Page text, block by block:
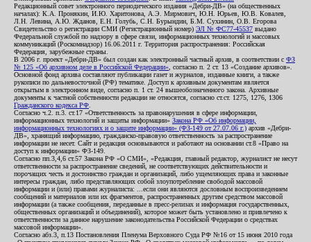
Редакционный совет электронного периодического издания «Дебри-ДВ» (на общественных
началах): К.А. Пронякин, И.Ю. Харитонова, А.Э. Мирмович, Ю.Н. Юрьев, Ю.В. Ковалев,
Л.Н. Левина, А.Ю. Жданов, Е.Н. Голубь, С.Н. Бурындин, Б.М. Сухинин, О.В. Егорова
Свидетельство о регистрации СМИ (Регистрационный номер) ЭЛ № ФС77-45537 выдано
Федеральной службой по надзору в сфере связи, информационных технологий и массовых
коммуникаций (Роскомнадзор) 16.06.2011 г. Территория распространения: Российская
Федерация, зарубежные страны.
В 2006 г. проект «Дебри-ДВ» был создан как электронный частный архив, в соответствии с ФЗ
№ 125 «Об архивном деле в Российской Федерации» , согласно п. 2 ст. 13 «Создание архивов».
Основной фонд архива составляют публикации газет и журналов, изданные книги, а также
рукописи по дальневосточной (РФ) тематике. Доступ к архивным документам является
открытым в электронном виде, согласно п. 1 ст. 24 вышеобозначенного закона. Архивные
документы к частной собственности редакции не относятся, согласно ст.ст. 1275, 1276, 1306
Гражданского кодекса РФ
Согласно ч.2. п.3. ст.17 «Ответственность за правонарушения в сфере информации,
информационных технологий и защиты информации» Закона РФ «Об информации,
информационных технологиях и о защите информации» (ФЗ-149 от 27.07.06 г.) архив «Дебри-
ДВ», хранящий информацию, гражданско-правовую ответственность за распространение
информации не несет. Сайт и редакция основываются и работают на основании ст.8 «Право на
доступ к информации» ФЗ-149.
Согласно пп.3,4,6 ст.57 Закона РФ «О СМИ», «Редакция, главный редактор, журналист не несут
ответственности за распространение сведений, не соответствующих действительности и
порочащих честь и достоинство граждан и организаций, либо ущемляющих права и законные
интересы граждан, либо представляющих собой злоупотребление свободой массовой
информации и (или) правами журналиста: ...если они являются дословным воспроизведением
сообщений и материалов или их фрагментов, распространенных другим средством массовой
информации (а также сообщения, переданные в пресс-релизах и информация государственных,
общественных организаций и объединений), которое может быть установлено и привлечено к
ответственности за данное нарушение законодательства Российской Федерации о средствах
массовой информации».
Согласно абз.3, п.13 Постановления Пленума Верховного Суда РФ №16 от 15 июня 2010 года